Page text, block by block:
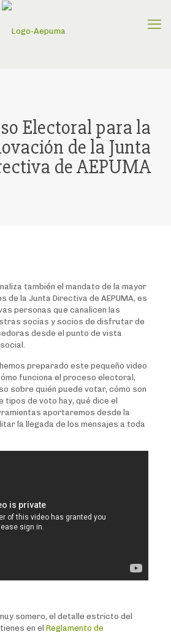
Electoral para la
de la Junta
de AEPUMA
también el mandato de la mayor
de la Junta Directiva de AEPUMA, es
personas que canalicen las
socias y socios de disfrutar de
desde el punto de vista
preparado este pequeño video
funciona el proceso electoral,
sobre quién puede votar, cómo son
tipos de voto hay, qué dice el
aportaremos desde la
la llegada de los mensajes a toda
somero, el detalle estricto del
en el Reglamento de